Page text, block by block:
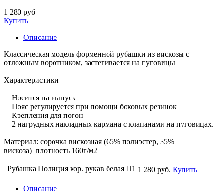
1 280 руб.
Купить
Описание
Классическая модель форменной рубашки из вискозы с
отложным воротником, застегивается на пуговицы
Характеристики
Носится на выпуск
Пояс регулируется при помощи боковых резинок
Крепления для погон
2 нагрудных накладных кармана с клапанами на пуговицах.
Материал: сорочка вискозная (65% полиэстер, 35%
вискоза) плотность 160г/м2
Рубашка Полиция кор. рукав белая П1 1 280 руб. Купить
Описание